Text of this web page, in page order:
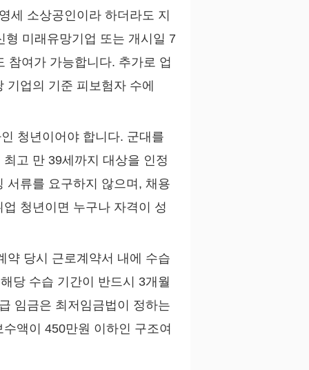
세 소상공인이라 하더라도 지
미래유망기업 또는 개시일 7
참여가 가능합니다. 추가로 업
업의 기준 피보험자 수에
청년이어야 합니다. 군대를
고 만 39세까지 대상을 인정
서류를 요구하지 않으며, 채용
청년이면 누구나 자격이 성
당시 근로계약서 내에 수습
당 수습 기간이 반드시 3개월
임금은 최저임금법이 정하는
액이 450만원 이하인 구조여